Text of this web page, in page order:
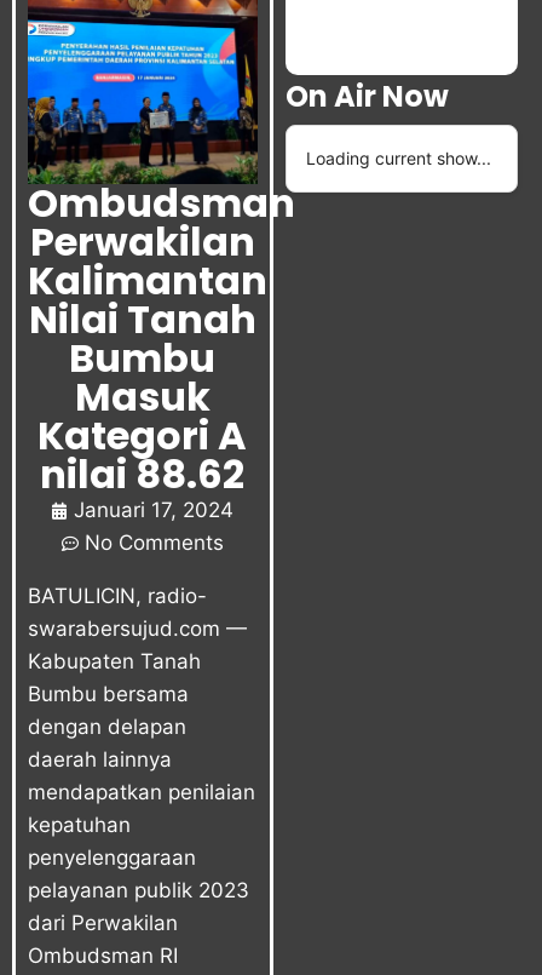
Ombudsman
Perwakilan
Kalimantan
Nilai Tanah
Bumbu
Masuk
Kategori A
nilai 88.62
Januari 17, 2024
No Comments
BATULICIN, radio-
swarabersujud.com —
Kabupaten Tanah
Bumbu bersama
dengan delapan
daerah lainnya
mendapatkan penilaian
kepatuhan
penyelenggaraan
pelayanan publik 2023
dari Perwakilan
Ombudsman RI
On Air Now
Loading current show...